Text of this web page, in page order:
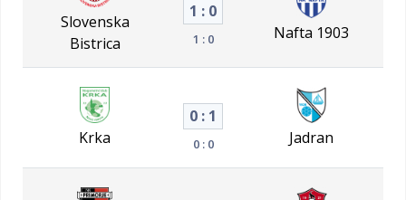
Slovenska
Bistrica
1 : 0
1 : 0 Nafta 1903
Krka
0 : 1
0 : 0 Jadran